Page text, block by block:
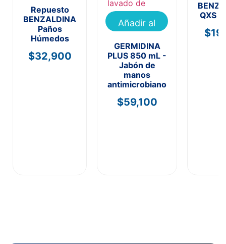
Repuesto
BENZALDINA
Paños
Húmedos
$32,900
Añadir al
GERMIDINA
PLUS 850 mL -
Jabón de
manos
antimicrobiano
$59,100
QXS
$